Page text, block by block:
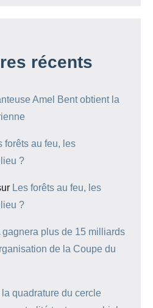
récents
Amel Bent obtient la
forêts au feu, les
?
Les forêts au feu, les
?
gagnera plus de 15 milliards
de la Coupe du
la quadrature du cercle